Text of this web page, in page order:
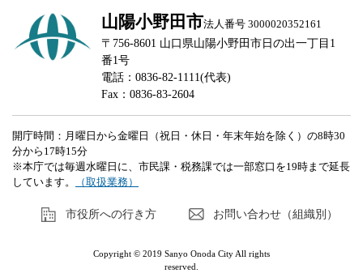
山陽小野田市法人番号 3000020352161
〒756-8601 山口県山陽小野田市日の出一丁目1
番1号
電話：0836-82-1111(代表)
Fax：0836-83-2604
開庁時間：月曜日から金曜日（祝日・休日・年末年始を除く）の8時30
分から17時15分
※本庁では毎週水曜日に、市民課・税務課では一部窓口を19時まで延長
しています。
（取扱業務）
市役所への行き方 お問い合わせ（組織別）
Copyright © 2019 Sanyo Onoda City All rights
reserved.